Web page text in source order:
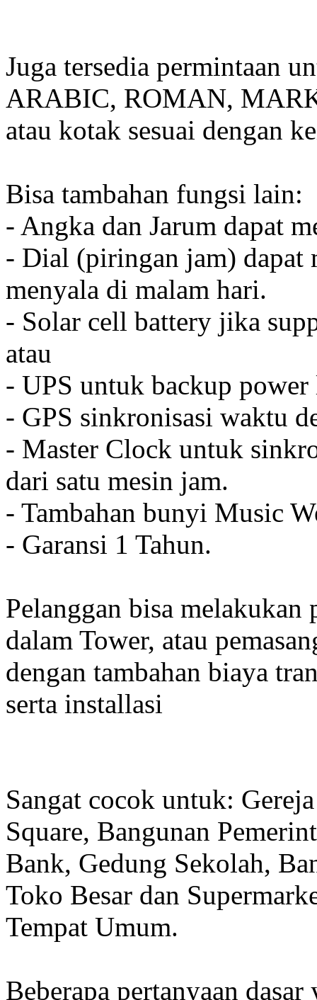
Juga tersedia permintaan
ARABIC, ROMAN,
atau kotak sesuai dengan
Bisa tambahan fungsi lain:
- Angka dan Jarum dapat
- Dial (piringan jam) dapat
menyala di malam hari.
- Solar cell battery jika
atau
- UPS untuk backup
- GPS sinkronisasi waktu
- Master Clock untuk
dari satu mesin jam.
- Tambahan bunyi Music
- Garansi 1 Tahun.
Pelanggan bisa melakukan
dalam Tower, atau
dengan tambahan biaya
serta installasi
Sangat cocok untuk:
Square, Bangunan
Bank, Gedung Sekolah,
Toko Besar dan
Tempat Umum.
Beberapa pertanyaan